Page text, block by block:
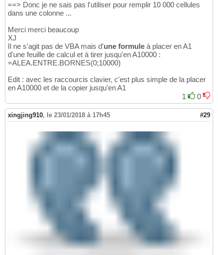
==> Donc je ne sais pas l'utiliser pour remplir 10 000 cellules
dans une colonne ...
Merci merci beaucoup
XJ
Il ne s'agit pas de VBA mais d'une formule à placer en A1
d'une feuille de calcul et à tirer jusqu'en A10000 :
=ALEA.ENTRE.BORNES(0;10000)
Edit : avec les raccourcis clavier, c'est plus simple de la placer
en A10000 et de la copier jusqu'en A1
1
0
xingjing910, le 23/01/2018 à 17h45 #29